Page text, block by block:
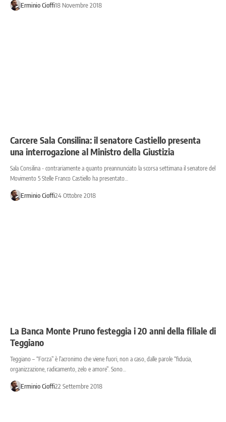
Erminio Cioffi18 Novembre 2018
Carcere Sala Consilina: il senatore Castiello presenta
una interrogazione al Ministro della Giustizia
Sala Consilina - contrariamente a quanto preannunciato la scorsa settimana il senatore del
Movimento 5 Stelle Franco Castiello ha presentato…
Erminio Cioffi24 Ottobre 2018
La Banca Monte Pruno festeggia i 20 anni della filiale di
Teggiano
Teggiano – “Forza” è l’acronimo che viene fuori, non a caso, dalle parole “fiducia,
organizzazione, radicamento, zelo e amore”. Sono…
Erminio Cioffi22 Settembre 2018